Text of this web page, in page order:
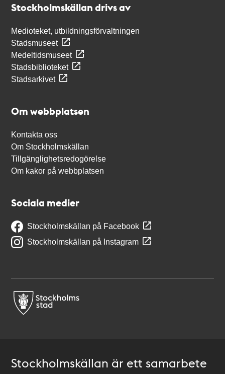
Stockholmskällan drivs av
Medioteket, utbildningsförvaltningen
Stadsmuseet
Medeltidsmuseet
Stadsbiblioteket
Stadsarkivet
Om webbplatsen
Kontakta oss
Om Stockholmskällan
Tillgänglighetsredogörelse
Om kakor på webbplatsen
Sociala medier
Stockholmskällan på Facebook
Stockholmskällan på Instagram
Stockholmskällan är ett samarbete